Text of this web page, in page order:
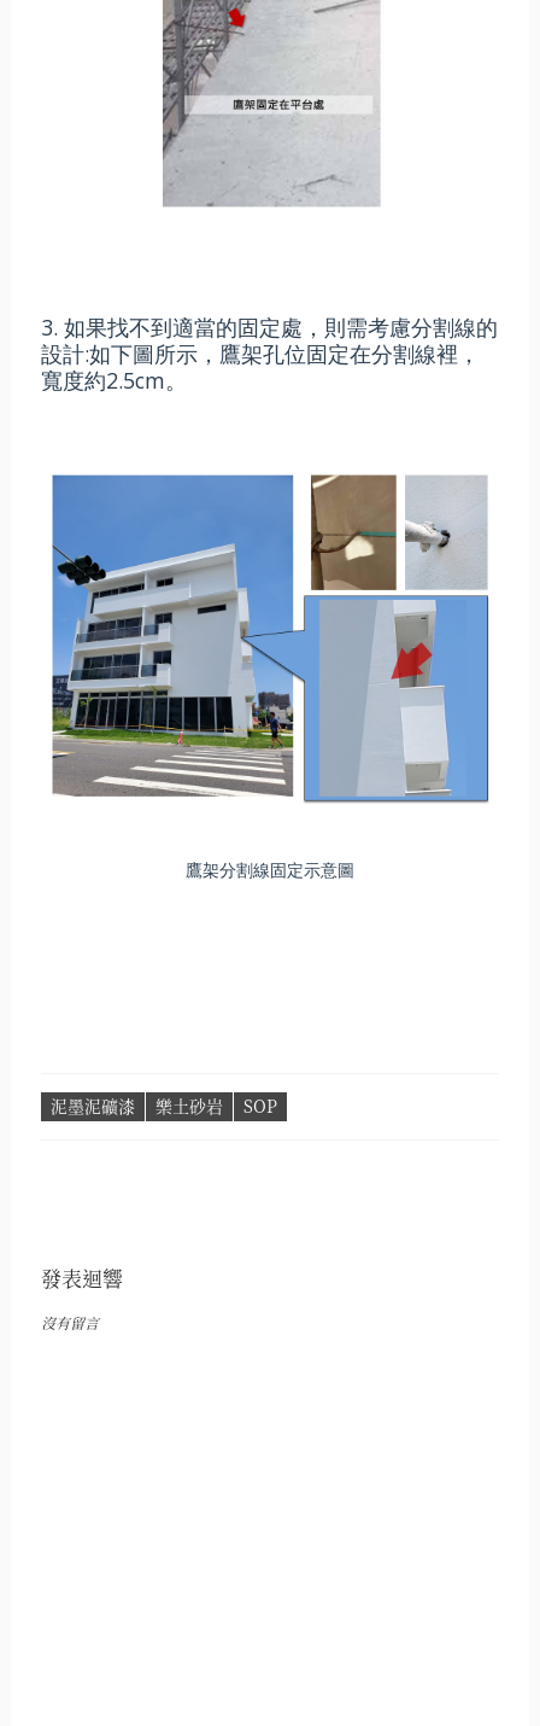
3. 如果找不到適當的固定處，則需考慮分割線的
設計:如下圖所示，鷹架孔位固定在分割線裡，
寬度約2.5cm。
鷹架分割線固定示意圖
泥墨泥礦漆 樂土砂岩 SOP
發表迴響
沒有留言